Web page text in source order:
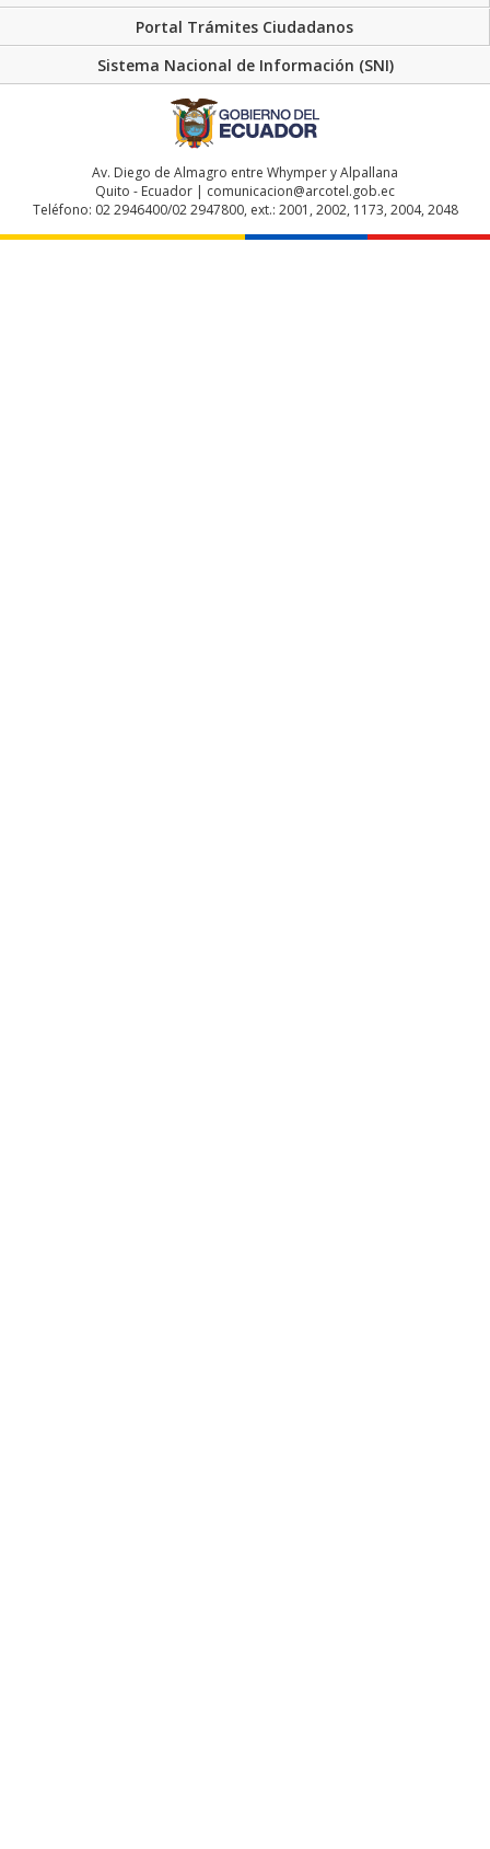
Portal Trámites Ciudadanos
Sistema Nacional de Información (SNI)
Av. Diego de Almagro entre Whymper y Alpallana
Quito - Ecuador | comunicacion@arcotel.gob.ec
Teléfono: 02 2946400/02 2947800, ext.: 2001, 2002, 1173, 2004, 2048